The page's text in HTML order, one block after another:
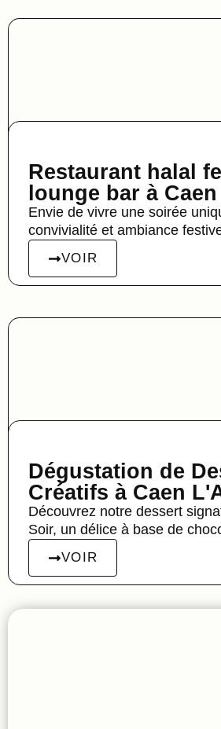
Restaurant halal
lounge bar à Caen
Envie de vivre une soirée
convivialité et ambiance
VOIR
Dégustation de
Créatifs à Caen
Découvrez notre dessert
Soir, un délice à base de
VOIR